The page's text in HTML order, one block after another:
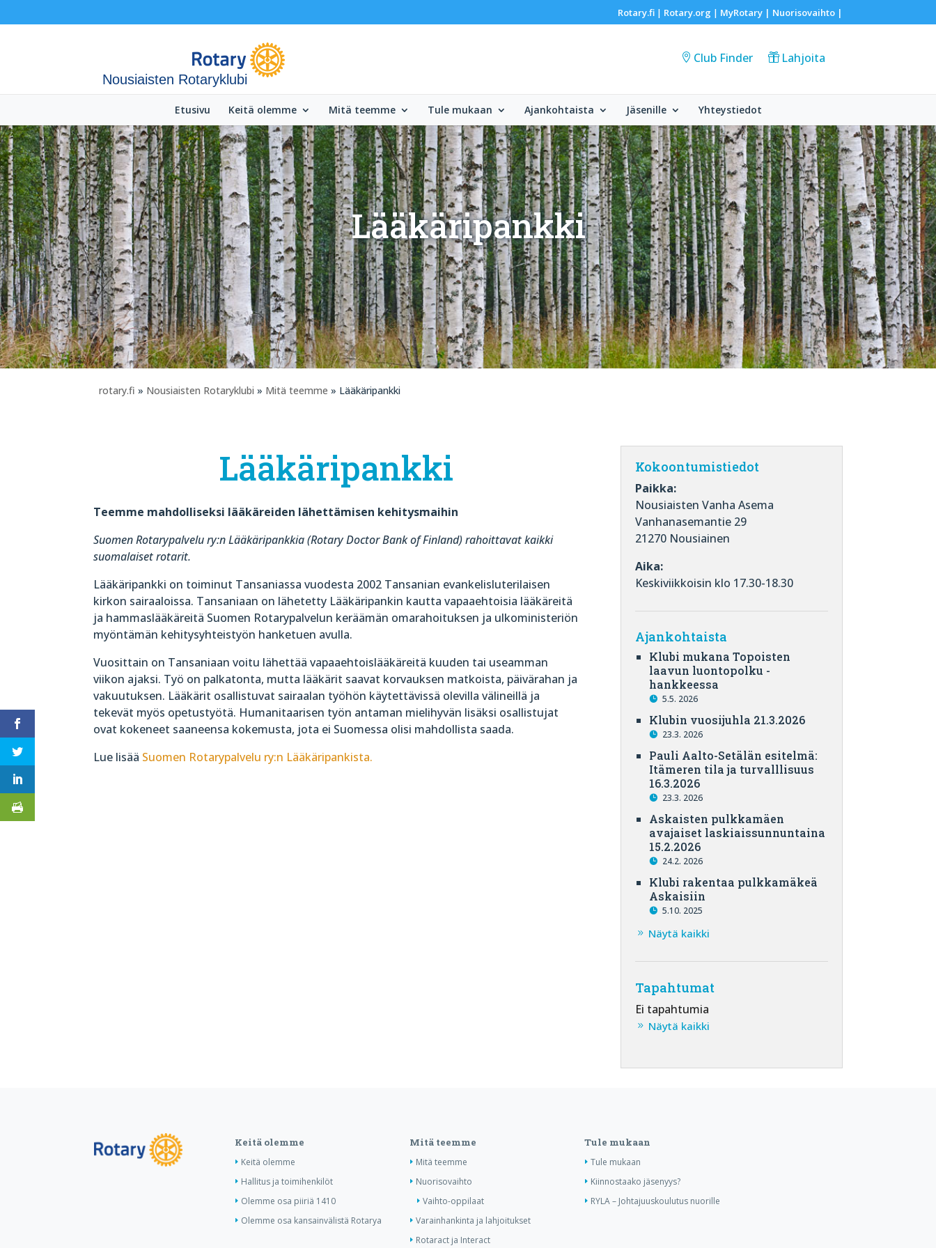
Rotary.fi| Rotary.org | MyRotary | Nuorisovaihto|
Nousiaisten Rotaryklubi
Club Finder Lahjoita
Etusivu Keitä olemme Mitä teemme Tule mukaan Ajankohtaista Jäsenille Yhteystiedot
Lääkäripankki
rotary.fi » Nousiaisten Rotaryklubi » Mitä teemme » Lääkäripankki
Lääkäripankki
Teemme mahdolliseksi lääkäreiden lähettämisen kehitysmaihin
Suomen Rotarypalvelu ry:n Lääkäripankkia (Rotary Doctor Bank of Finland) rahoittavat kaikki
suomalaiset rotarit.
Lääkäripankki on toiminut Tansaniassa vuodesta 2002 Tansanian evankelisluterilaisen
kirkon sairaaloissa. Tansaniaan on lähetetty Lääkäripankin kautta vapaaehtoisia lääkäreitä
ja hammaslääkäreitä Suomen Rotarypalvelun keräämän omarahoituksen ja ulkoministeriön
myöntämän kehitysyhteistyön hanketuen avulla.
Vuosittain on Tansaniaan voitu lähettää vapaaehtoislääkäreitä kuuden tai useamman
viikon ajaksi. Työ on palkatonta, mutta lääkärit saavat korvauksen matkoista, päivärahan ja
vakuutuksen. Lääkärit osallistuvat sairaalan työhön käytettävissä olevilla välineillä ja
tekevät myös opetustyötä. Humanitaarisen työn antaman mielihyvän lisäksi osallistujat
ovat kokeneet saaneensa kokemusta, jota ei Suomessa olisi mahdollista saada.
Lue lisää Suomen Rotarypalvelu ry:n Lääkäripankista.
Kokoontumistiedot
Paikka:
Nousiaisten Vanha Asema
Vanhanasemantie 29
21270 Nousiainen
Aika:
Keskiviikkoisin klo 17.30-18.30
Ajankohtaista
Klubi mukana Topoisten
laavun luontopolku -
hankkeessa
5.5. 2026
Klubin vuosijuhla 21.3.2026
23.3. 2026
Pauli Aalto-Setälän esitelmä:
Itämeren tila ja turvalllisuus
16.3.2026
23.3. 2026
Askaisten pulkkamäen
avajaiset laskiaissunnuntaina
15.2.2026
24.2. 2026
Klubi rakentaa pulkkamäkeä
Askaisiin
5.10. 2025
Näytä kaikki
Tapahtumat
Ei tapahtumia
Näytä kaikki
Keitä olemme
Keitä olemme
Hallitus ja toimihenkilöt
Olemme osa piiriä 1410
Olemme osa kansainvälistä Rotarya
Mitä teemme
Mitä teemme
Nuorisovaihto
Vaihto-oppilaat
Varainhankinta ja lahjoitukset
Rotaract ja Interact
Tule mukaan
Tule mukaan
Kiinnostaako jäsenyys?
RYLA – Johtajuuskoulutus nuorille